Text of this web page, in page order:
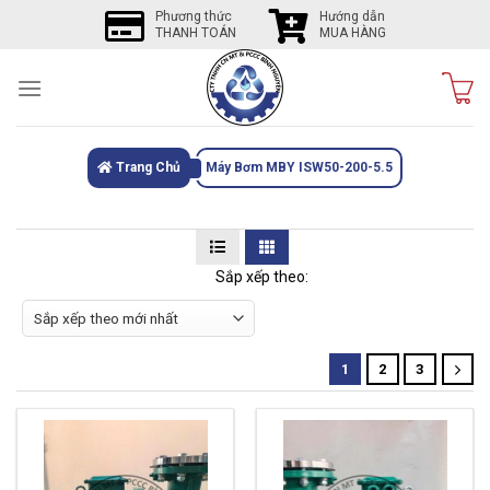
Phương thức
THANH TOÁN
Hướng dẫn
MUA HÀNG
Trang Chủ Máy Bơm MBY ISW50-200-5.5
Sắp xếp theo:
1 2 3